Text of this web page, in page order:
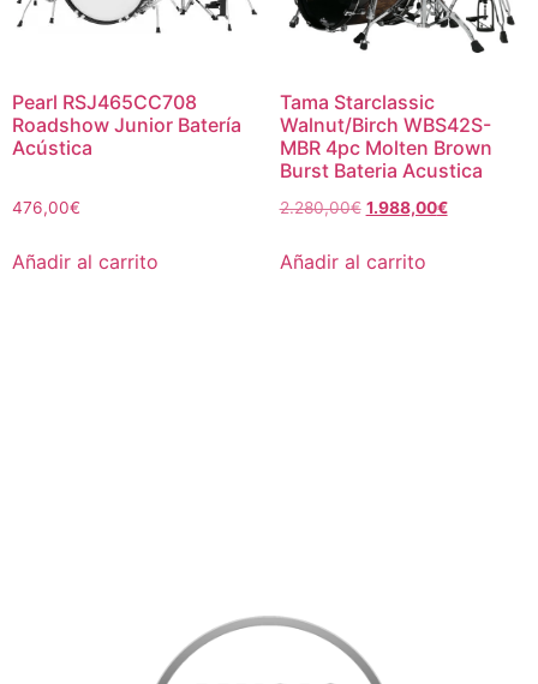
Pearl RSJ465CC708
Roadshow Junior Batería
Acústica
476,00€
Añadir al carrito
Tama Starclassic
Walnut/Birch WBS42S-
MBR 4pc Molten Brown
Burst Bateria Acustica
2.280,00€ 1.988,00€
Añadir al carrito